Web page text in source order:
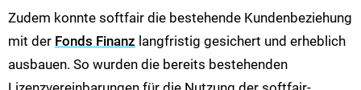
Zudem konnte softfair die bestehende Kundenbeziehung
mit der Fonds Finanz langfristig gesichert und erheblich
ausbauen. So wurden die bereits bestehenden